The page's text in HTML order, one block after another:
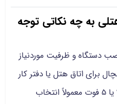
به چه نکاتی توجه
دستگاه و ظرفیت موردنیاز
برای اتاق هتل یا دفتر کار
استفاده می‌شود، مدل‌های 3 یا 5 فوت معمولاً انتخاب